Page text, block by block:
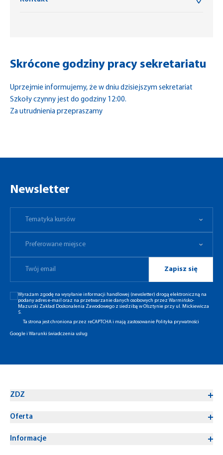
Skrócone godziny pracy sekretariatu
Uprzejmie informujemy, że w dniu dzisiejszym sekretariat
Szkoły czynny jest do godziny 12:00.
Za utrudnienia przepraszamy
Newsletter
Tematyka kursów
Preferowane miejsce
Zapisz się
Wyrażam zgodę na wysyłanie informacji handlowej (newsletter) drogą elektroniczną na
podany adres e-mail oraz na przetwarzanie danych osobowych przez Warmińsko-
Mazurski Zakład Doskonalenia Zawodowego z siedzibą w Olsztynie przy ul. Mickiewicza
5.
Ta strona jest chroniona przez reCAPTCHA i mają zastosowanie Polityka prywatności
Googlei Warunki świadczenia usług
ZDZ
Oferta
Informacje